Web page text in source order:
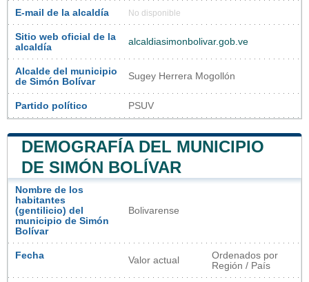
E-mail de la alcaldía No disponible
Sitio web oficial de la
alcaldía
alcaldiasimonbolivar.gob.ve
Alcalde del municipio
de Simón Bolívar
Sugey Herrera Mogollón
Partido político PSUV
DEMOGRAFÍA DEL MUNICIPIO
DE SIMÓN BOLÍVAR
Nombre de los
habitantes
(gentilicio) del
municipio de Simón
Bolívar
Bolivarense
Fecha Valor actual
Ordenados por
Región / País